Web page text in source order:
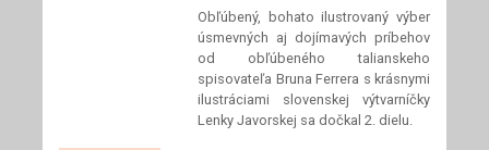
Obľúbený, bohato ilustrovaný výber
úsmevných aj dojímavých príbehov
od obľúbeného talianskeho
spisovateľa Bruna Ferrera s krásnymi
ilustráciami slovenskej výtvarníčky
Lenky Javorskej sa dočkal 2. dielu.